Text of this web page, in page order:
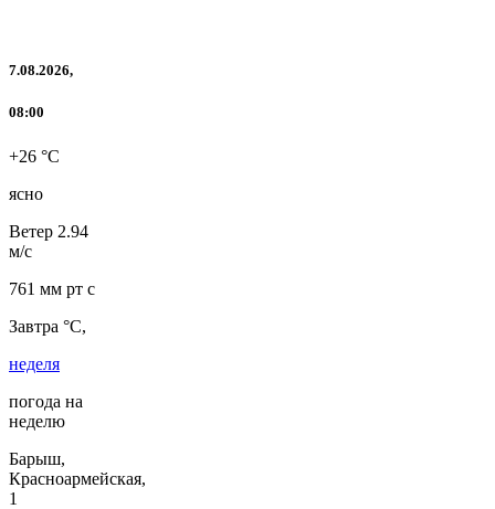
7.08.2026,
08:00
+26 °C
ясно
Ветер 2.94
м/с
761 мм рт с
Завтра °C,
неделя
погода на
неделю
Барыш,
Красноармейская,
1